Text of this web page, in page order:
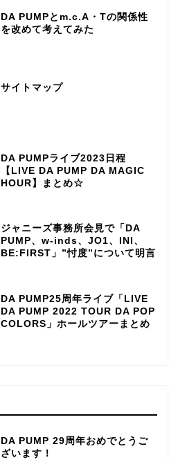
DA PUMPとm.c.A・Tの関係性
を改めて考えてみた
サイトマップ
DA PUMPライブ2023日程
【LIVE DA PUMP DA MAGIC
HOUR】まとめ☆
ジャニーズ事務所会見で「DA
PUMP、w-inds、JO1、INI、
BE:FIRST」”忖度”について明言
DA PUMP25周年ライブ「LIVE
DA PUMP 2022 TOUR DA POP
COLORS」ホールツアーまとめ
DA PUMP 29周年おめでとうご
ざいます！